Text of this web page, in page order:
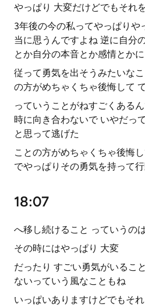
やっぱり 大変だけどでもそれ
3年後の今の私ってやっぱりや
当に思うんですよね 逆に自分
とか自分の本音とか感情とか
従って勇気を出そうみたいな
の方がめちゃくちゃ後悔して て
っていうことがねすごくある
時に向き合わないで いやだっ
と思って逃げた
ことの方がめちゃくちゃ後悔
でやっぱりその勇気を持って
18:07
へ移し続けること っていうの
その時にはやっぱり 大変
だったり すごい勇気がいるこ
ないっていう風なこともね
いっぱいありますけどでもそ